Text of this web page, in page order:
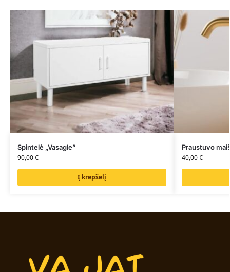
Spintelė „Vasagle”
90,00€
Į krepšelį
Praustuvo
40,00€